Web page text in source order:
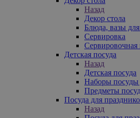
Назад
Декор стола
Блюда, вазы
Сервировка
Сервировочная
Детская посуда
Назад
Детская посуда
Наборы посуды
Предметы
Посуда для
Назад